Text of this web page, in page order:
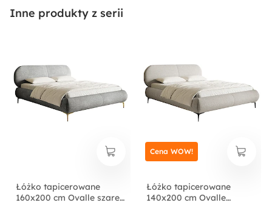
Inne produkty z serii
Łóżko tapicerowane
160x200 cm Ovalle szare
Łóżko tapicerowane
140x200 cm Ovalle
Cena WOW!